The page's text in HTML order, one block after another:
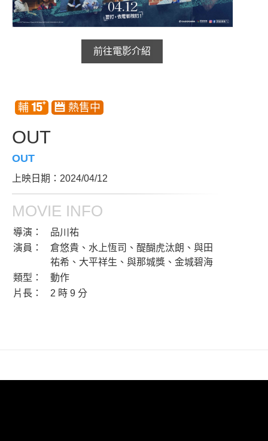
前往電影介紹
OUT
OUT
上映日期：2024/04/12
MOVIE INFO
導演：
品川祐
演員：
倉悠貴、水上恆司、醍醐虎汰朗、與田
祐希、大平祥生、與那城獎、金城碧海
類型：
動作
片長：
2 時 9 分
商家介紹
加入iShow
會員Q&A